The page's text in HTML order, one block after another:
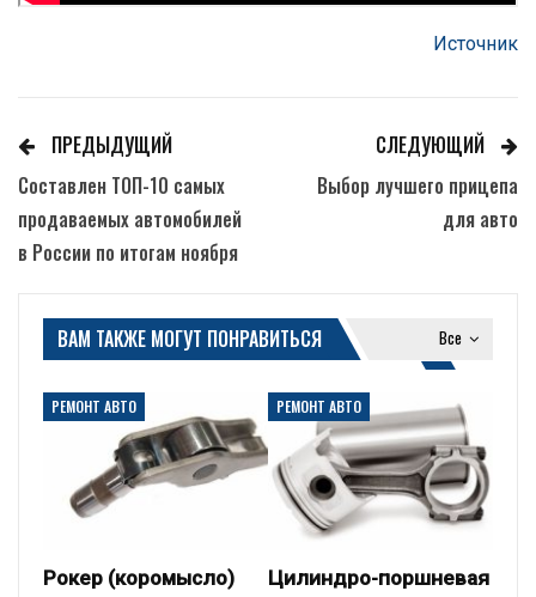
Источник
ПРЕДЫДУЩИЙ
Составлен ТОП-10 самых
продаваемых автомобилей
в России по итогам ноября
СЛЕДУЮЩИЙ
Выбор лучшего прицепа
для авто
Все
ВАМ ТАКЖЕ МОГУТ ПОНРАВИТЬСЯ
РЕМОНТ АВТО
Рокер (коромысло)
РЕМОНТ АВТО
Цилиндро-поршневая